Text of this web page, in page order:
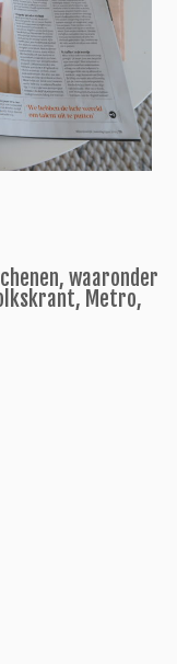
waaronder
Metro,